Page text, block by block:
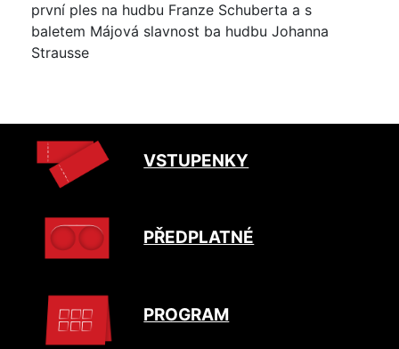
první ples na hudbu Franze Schuberta a s
baletem Májová slavnost ba hudbu Johanna
Strausse
VSTUPENKY
PŘEDPLATNÉ
PROGRAM